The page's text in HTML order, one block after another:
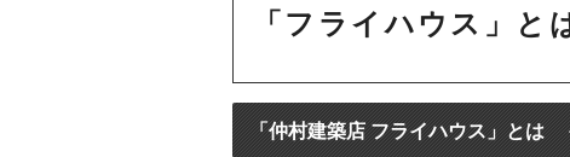
「フライハウス」と
「仲村建築店 フライハウス」と